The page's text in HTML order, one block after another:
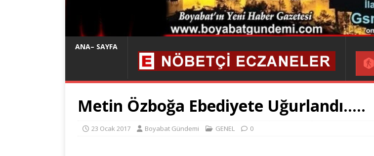
ANA– SAYFA
Metin Özboğa Ebediyete Uğurlandı…..
23 Ocak 2017 Boyabat Gündemi GENEL 0